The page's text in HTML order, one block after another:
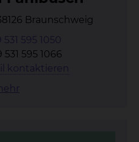
Braunschweig
531 595 1050
531 595 1066
kontaktieren